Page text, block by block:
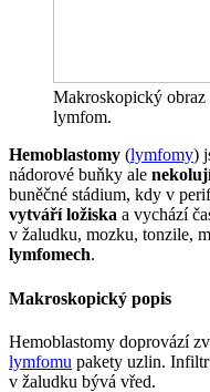
Makroskopický
lymfom.
Hemoblastomy (lymfomy)
nádorové buňky ale
buněčné stádium, kdy v
vytváří ložiska a vychází
v žaludku, mozku, tonzile,
lymfomech.
Makroskopický popis
Hemoblastomy doprovází
lymfomu pakety uzlin.
v žaludku bývá vřed.